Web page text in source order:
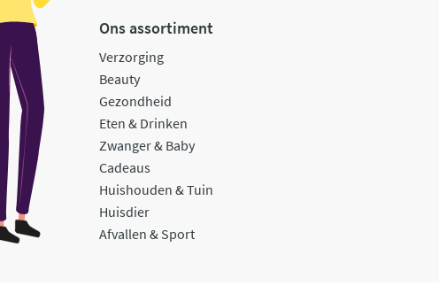
Ons assortiment
Verzorging
Beauty
Gezondheid
Eten & Drinken
Zwanger & Baby
Cadeaus
Huishouden & Tuin
Huisdier
Afvallen & Sport